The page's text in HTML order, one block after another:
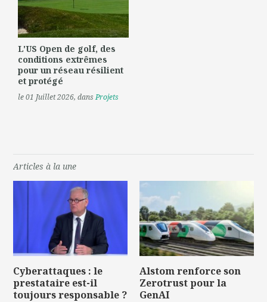
L'US Open de golf, des
conditions extrêmes
pour un réseau résilient
et protégé
le 01 Juillet 2026, dansProjets
Articles à la une
Cyberattaques : le
prestataire est-il
toujours responsable ?
Alstom renforce son
Zerotrust pour la
GenAI